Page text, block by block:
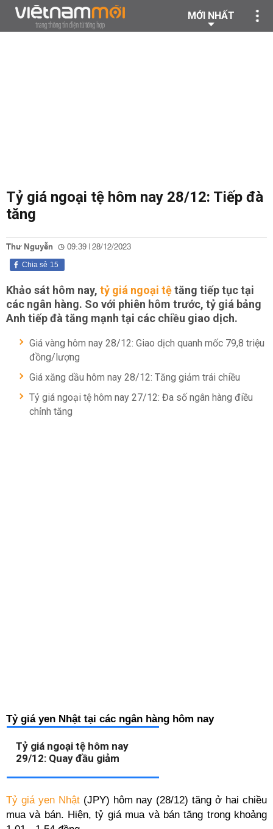
MỚI NHẤT
Tỷ giá ngoại tệ hôm nay 28/12: Tiếp đà
tăng
Thư Nguyễn 09:39 | 28/12/2023
15
Chia sẻ
Khảo sát hôm nay, tỷ giá ngoại tệtăng tiếp tục tại
các ngân hàng. So với phiên hôm trước, tỷ giá bảng
Anh tiếp đà tăng mạnh tại các chiều giao dịch.
Giá vàng hôm nay 28/12: Giao dịch quanh mốc 79,8 triệu
đồng/lượng
Giá xăng dầu hôm nay 28/12: Tăng giảm trái chiều
Tỷ giá ngoại tệ hôm nay 27/12: Đa số ngân hàng điều
chỉnh tăng
Tỷ giá yen Nhật tại các ngân hàng hôm nay
Tỷ giá ngoại tệ hôm nay
29/12: Quay đầu giảm
Tỷ giá yen Nhật(JPY) hôm nay (28/12) tăng ở hai chiều
mua và bán. Hiện, tỷ giá mua và bán tăng trong khoảng